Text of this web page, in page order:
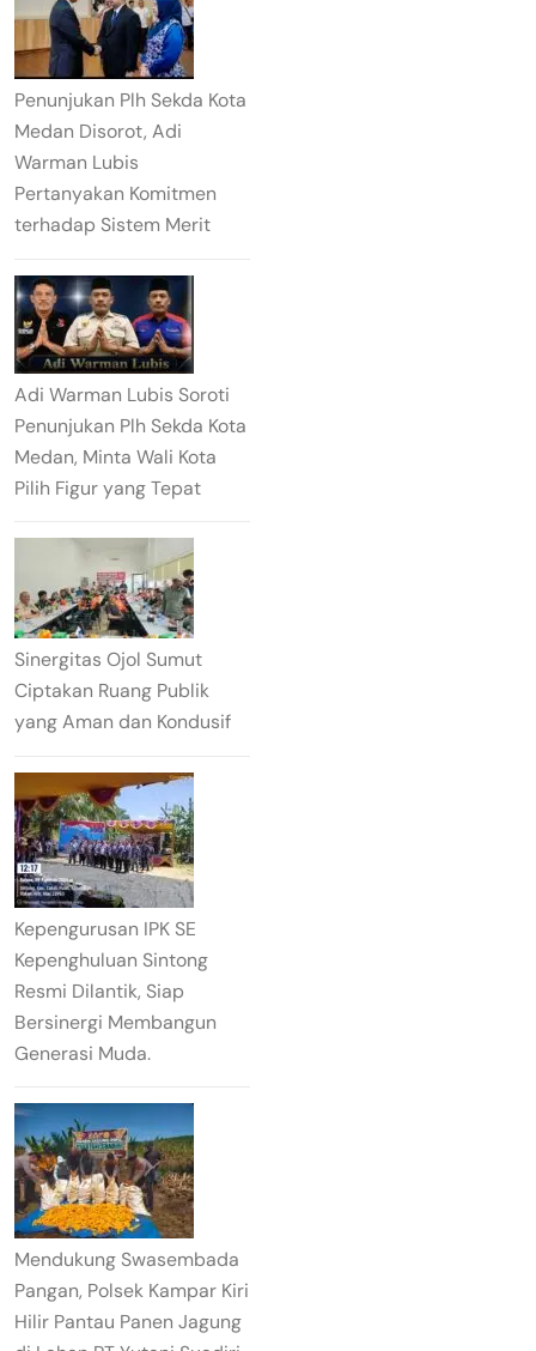
Penunjukan Plh Sekda Kota
Medan Disorot, Adi
Warman Lubis
Pertanyakan Komitmen
terhadap Sistem Merit
Adi Warman Lubis Soroti
Penunjukan Plh Sekda Kota
Medan, Minta Wali Kota
Pilih Figur yang Tepat
Sinergitas Ojol Sumut
Ciptakan Ruang Publik
yang Aman dan Kondusif
Kepengurusan IPK SE
Kepenghuluan Sintong
Resmi Dilantik, Siap
Bersinergi Membangun
Generasi Muda.
Mendukung Swasembada
Pangan, Polsek Kampar Kiri
Hilir Pantau Panen Jagung